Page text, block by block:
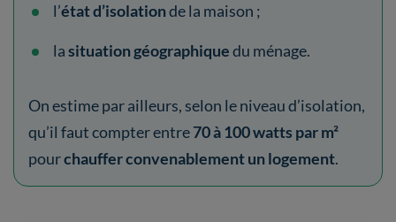
l’état d’isolationde la maison ;
lasituation géographiquedu ménage.
On estime par ailleurs, selon le niveau d’isolation,
qu’il faut compter entre70 à 100 watts par m²
pourchauffer convenablement un logement.